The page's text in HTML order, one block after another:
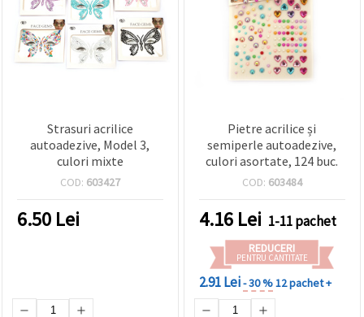
Strasuri acrilice
autoadezive, Model 3,
culori mixte
COD: 603427
6.50 Lei
Pietre acrilice și
semiperle autoadezive,
culori asortate, 124 buc.
COD: 603484
4.16 Lei 1-11 pachet
REDUCERI
PENTRU CANTITATE
2.91 Lei- 30 %12 pachet +